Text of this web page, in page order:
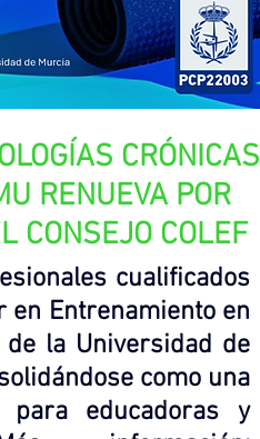
CRÓNICAS
RENUEVA POR
CONSEJO COLEF
cualificados
en Entrenamiento en
de la Universidad de
como una
educadoras y